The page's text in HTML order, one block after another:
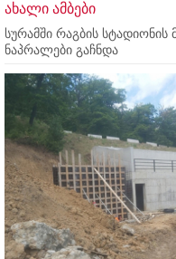
ახალი ამბები
სურამში რაგბის
ნაპრალები გაჩნდა